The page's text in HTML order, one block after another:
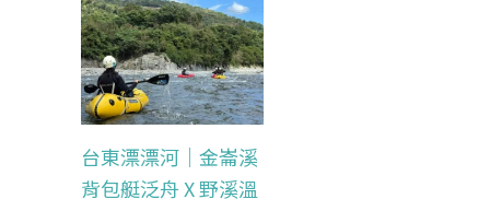
台東漂漂河｜金崙溪
背包艇泛舟 X 野溪溫